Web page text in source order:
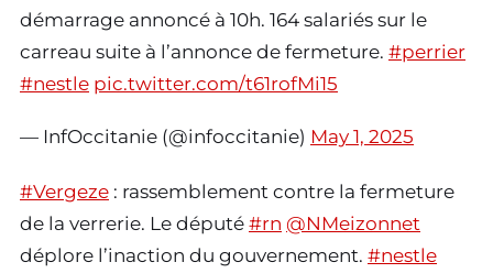
démarrage annoncé à 10h. 164 salariés sur le
carreau suite à l’annonce de fermeture. #perrier
#nestle pic.twitter.com/t61rofMi15
— InfOccitanie (@infoccitanie) May 1, 2025
#Vergeze : rassemblement contre la fermeture
de la verrerie. Le député #rn @NMeizonnet
déplore l’inaction du gouvernement. #nestle